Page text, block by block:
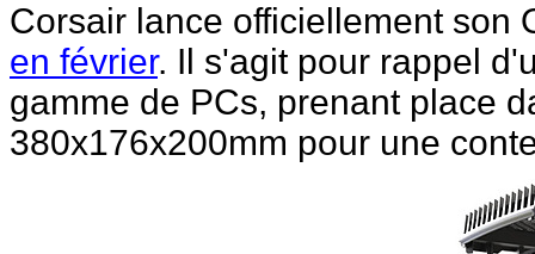
Corsair lance officiellement son
en février. Il s'agit pour rappel
gamme de PCs, prenant place
380x176x200mm pour une